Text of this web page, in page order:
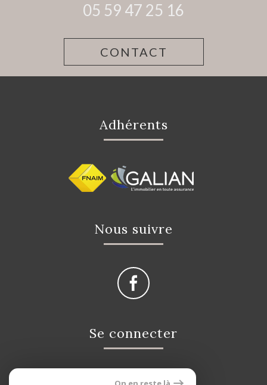
05 59 47 25 16
CONTACT
Adhérents
Nous suivre
Se connecter